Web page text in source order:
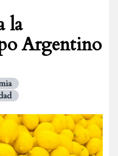
la
Argentino